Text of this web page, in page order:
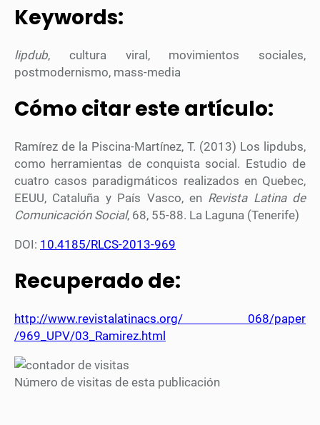
Keywords:
lipdub, cultura viral, movimientos sociales,
postmodernismo, mass-media
Cómo citar este artículo:
Ramírez de la Piscina-Martínez, T. (2013) Los lipdubs,
como herramientas de conquista social. Estudio de
cuatro casos paradigmáticos realizados en Quebec,
EEUU, Cataluña y País Vasco, en Revista Latina de
Comunicación Social, 68, 55-88. La Laguna (Tenerife)
DOI: 10.4185/RLCS-2013-969
Recuperado de:
http://www.revistalatinacs.org/ 068/paper
/969_UPV/03_Ramirez.html
Número de visitas de esta publicación